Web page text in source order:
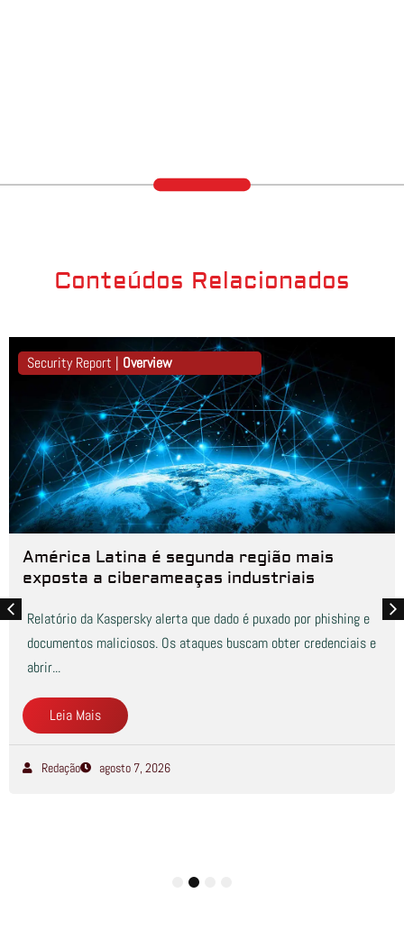
Conteúdos Relacionados
Security Report | Overview
América Latina é segunda região mais
exposta a ciberameaças industriais
Relatório da Kaspersky alerta que dado é puxado por phishing e
documentos maliciosos. Os ataques buscam obter credenciais e
abrir...
Leia Mais
Redação agosto 7, 2026